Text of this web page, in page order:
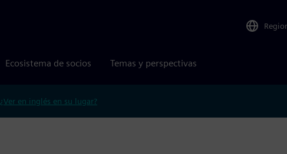
Ecosistema de socios Temas y perspectivas
¿Ver en inglés en su lugar?